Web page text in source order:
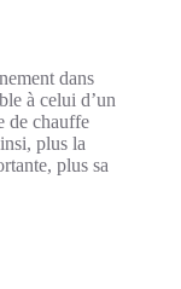
dans
à celui d’un
de chauffe
plus la
plus sa